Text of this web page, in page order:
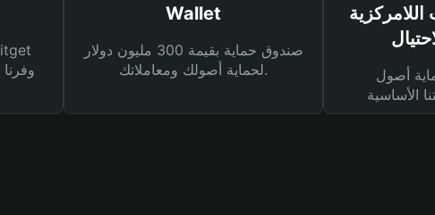
Wallet
صندوق حماية بقيمة 300 مليون دولار
لحماية أصولك ومعاملاتك.
أصول